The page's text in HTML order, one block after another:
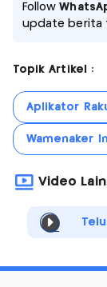
Follow
update berita
Topik Artikel :
Aplikator
Wamenaker
Video